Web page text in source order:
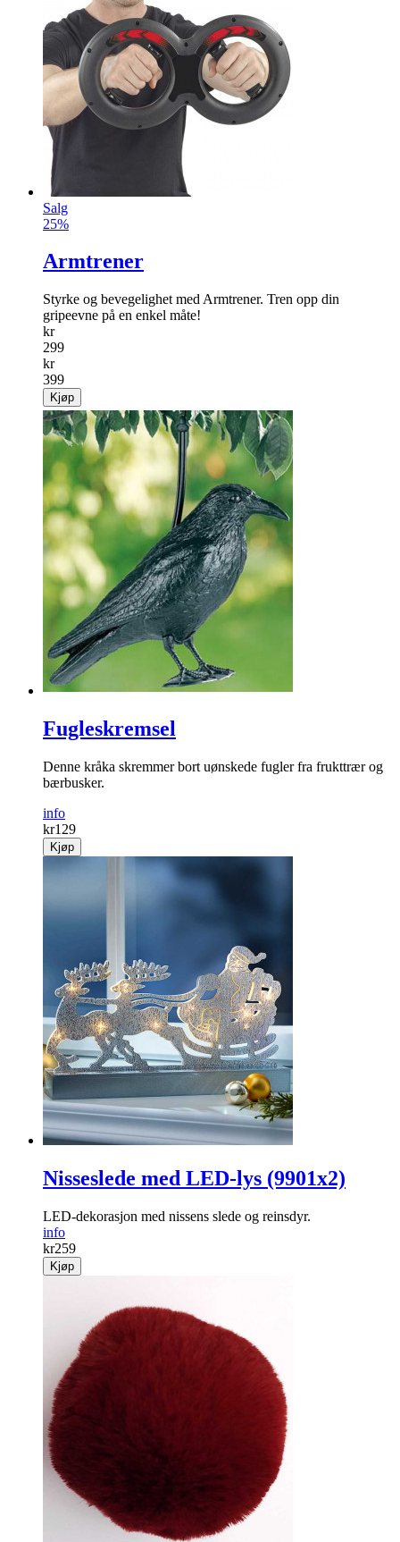
Salg
25%
Armtrener
Styrke og bevegelighet med Armtrener. Tren opp din
gripeevne på en enkel måte!
kr
299
kr
399
Kjøp
Fugleskremsel
Denne kråka skremmer bort uønskede fugler fra frukttrær og
bærbusker.
info
kr129
Kjøp
Nisseslede med LED-lys (9901x2)
LED-dekorasjon med nissens slede og reinsdyr.
info
kr259
Kjøp